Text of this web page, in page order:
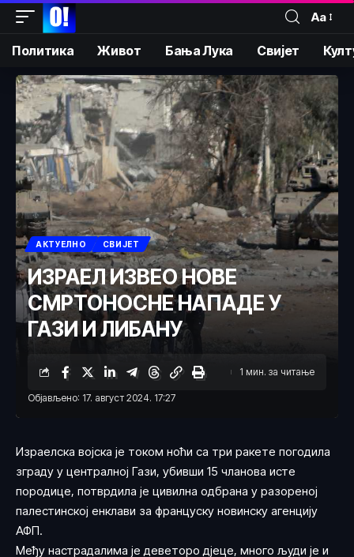
Аа
Политика Живот Бања Лука Свијет
АКТУЕЛНО СВИЈЕТ
ИЗРАЕЛ ИЗВЕО НОВЕ
СМРТОНОСНЕ НАПАДЕ У
ГАЗИ И ЛИБАНУ
Објављено: 17. август 2024. 17:27
1 мин. за читање
Израелска војска је током ноћи са три ракете погодила
зграду у централној Гази, убивши 15 чланова исте
породице, потврдила је цивилна одбрана у разореној
палестинској енклави за француску новинску агенцију
АФП.
Међу настрадалима је деветоро дјеце, много људи је и